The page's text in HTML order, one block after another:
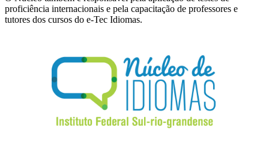
proficiência internacionais e pela capacitação de professores e
tutores dos cursos do e-Tec Idiomas.